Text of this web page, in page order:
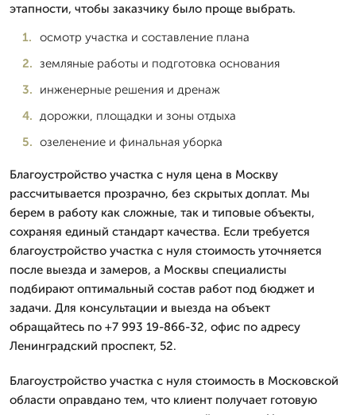
этапности, чтобы заказчику было проще выбрать.
осмотр участка и составление плана
земляные работы и подготовка основания
инженерные решения и дренаж
дорожки, площадки и зоны отдыха
озеленение и финальная уборка
Благоустройство участка с нуля цена в Москву
рассчитывается прозрачно, без скрытых доплат. Мы
берем в работу как сложные, так и типовые объекты,
сохраняя единый стандарт качества. Если требуется
благоустройство участка с нуля стоимость уточняется
после выезда и замеров, а Москвы специалисты
подбирают оптимальный состав работ под бюджет и
задачи. Для консультации и выезда на объект
обращайтесь по +7 993 19-866-32, офис по адресу
Ленинградский проспект, 52.
Благоустройство участка с нуля стоимость в Московской
области оправдано тем, что клиент получает готовую